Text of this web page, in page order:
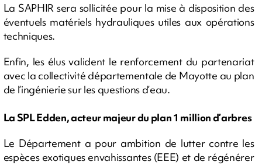
La SAPHIR sera sollicitée pour la mise à disposition des
éventuels matériels hydrauliques utiles aux opérations
techniques.
Enfin, les élus valident le renforcement du partenariat
avec la collectivité départementale de Mayotte au plan
de l’ingénierie sur les questions d’eau.
La SPL Edden, acteur majeur du plan 1 million d’arbres
Le Département a pour ambition de lutter contre les
espèces exotiques envahissantes (EEE) et de régénérer